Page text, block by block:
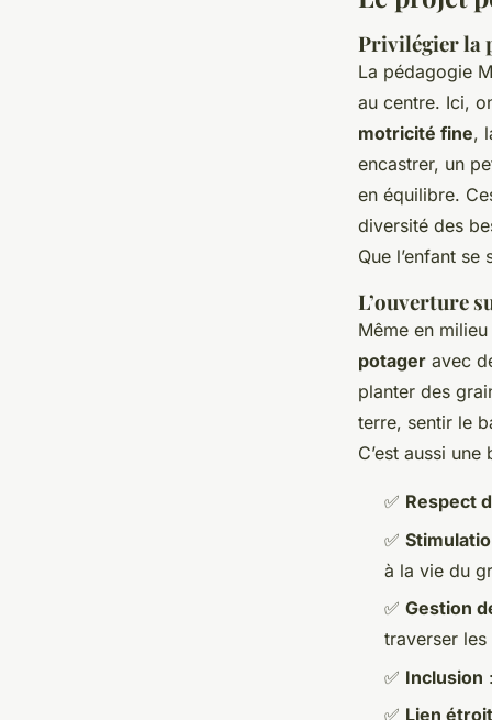
Privilégier la
La pédagogie
au centre. Ici,
motricité fine,
encastrer, un
en équilibre.
diversité des
Que l’enfant se
L’ouverture
Même en
potager avec
planter des
terre, sentir le
C’est aussi
✅ Respect
✅
à la vie du
✅ Gestion
traverser
✅ Inclusion
✅ Lien